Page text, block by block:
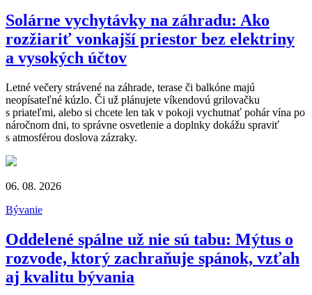
Solárne vychytávky na záhradu: Ako
rozžiariť vonkajší priestor bez elektriny
a vysokých účtov
Letné večery strávené na záhrade, terase či balkóne majú
neopísateľné kúzlo. Či už plánujete víkendovú grilovačku
s priateľmi, alebo si chcete len tak v pokoji vychutnať pohár vína po
náročnom dni, to správne osvetlenie a doplnky dokážu spraviť
s atmosférou doslova zázraky.
06. 08. 2026
Bývanie
Oddelené spálne už nie sú tabu: Mýtus o
rozvode, ktorý zachraňuje spánok, vzťah
aj kvalitu bývania